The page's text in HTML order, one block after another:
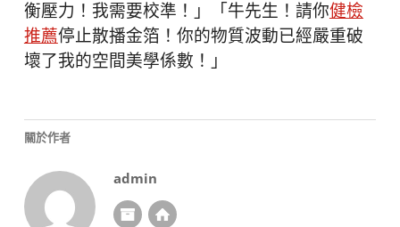
衡壓力！我需要校準！」「牛先生！請你健檢
推薦停止散播金箔！你的物質波動已經嚴重破
壞了我的空間美學係數！」
關於作者
admin